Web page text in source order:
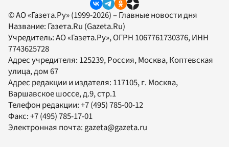
© АО «Газета.Ру» (1999-2026) – Главные новости дня
Название: Газета.Ru (Gazeta.Ru)
Учредитель:АО «Газета.Ру», ОГРН 1067761730376, ИНН
7743625728
Адрес учредителя: 125239, Россия, Москва, Коптевская
улица, дом 67
Адрес редакции и издателя: 117105, г. Москва,
Варшавское шоссе, д.9, стр.1
Телефон редакции:+7 (495) 785-00-12
Факс:+7 (495) 785-17-01
Электронная почта:gazeta@gazeta.ru